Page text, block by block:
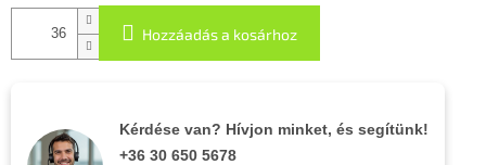
Hozzáadás a kosárhoz
Kérdése van? Hívjon minket, és segítünk!
+36 30 650 5678